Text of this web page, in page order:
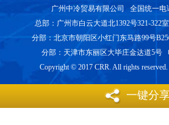
广州中冷贸易有限公司 全国统一电
总部：广州市白云大道北1392号321-322
分部：北京市朝阳区小红门东马路99号
分部：天津市东丽区大毕庄金达道5号
Copyright © 2017 CRR. All rights
一键分